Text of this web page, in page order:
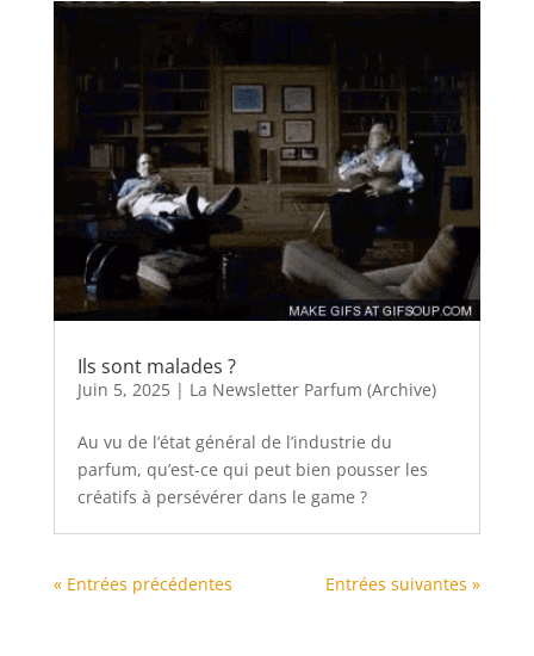
Ils sont malades ?
Juin 5, 2025| La Newsletter Parfum (Archive)
Au vu de l’état général de l’industrie du
parfum, qu’est-ce qui peut bien pousser les
créatifs à persévérer dans le game ?
« Entrées précédentes Entrées suivantes »